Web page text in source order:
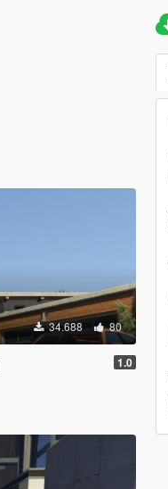
34.688 80
1.0